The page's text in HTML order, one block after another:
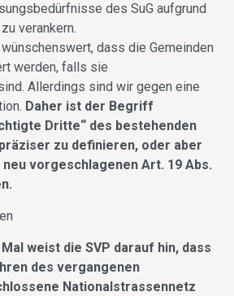
des SuG aufgrund
verankern.
dass die Gemeinden
werden, falls sie
Allerdings sind wir gegen eine
Daher ist der Begriff
Dritte“ des bestehenden
zu definieren, oder aber
vorgeschlagenen Art. 19 Abs.
weist die SVP darauf hin, dass
des vergangenen
Nationalstrassennetz